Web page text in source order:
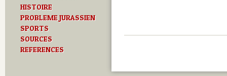
HISTOIRE
PROBLEME JURASSIEN
SPORTS
SOURCES
REFERENCES